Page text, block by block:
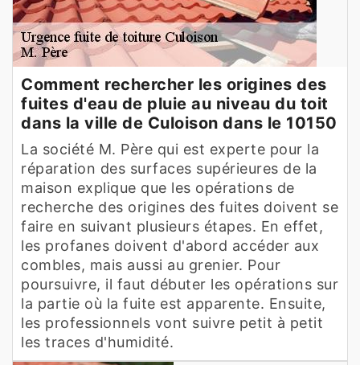
Comment rechercher les origines des
fuites d'eau de pluie au niveau du toit
dans la ville de Culoison dans le 10150
La société M. Père qui est experte pour la
réparation des surfaces supérieures de la
maison explique que les opérations de
recherche des origines des fuites doivent se
faire en suivant plusieurs étapes. En effet,
les profanes doivent d'abord accéder aux
combles, mais aussi au grenier. Pour
poursuivre, il faut débuter les opérations sur
la partie où la fuite est apparente. Ensuite,
les professionnels vont suivre petit à petit
les traces d'humidité.